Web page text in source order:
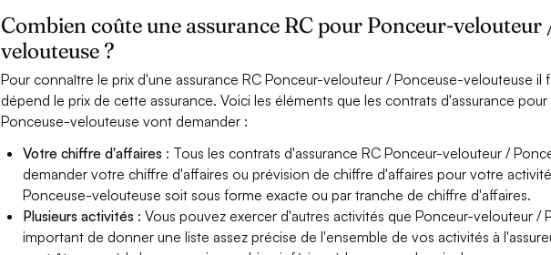
Combien coûte une assurance RC pour Ponceur-velouteur
velouteuse ?
Pour connaître le prix d'une assurance RC Ponceur-velouteur / Ponceuse-velouteuse il
dépend le prix de cette assurance. Voici les éléments que les contrats d'assurance
Ponceuse-velouteuse vont demander :
Votre chiffre d'affaires : Tous les contrats d'assurance RC Ponceur-velouteur /
demander votre chiffre d'affaires ou prévision de chiffre d'affaires pour votre
Ponceuse-velouteuse soit sous forme exacte ou par tranche de chiffre d'affaires.
Plusieurs activités : Vous pouvez exercer d'autres activités que Ponceur-velouteur /
important de donner une liste assez précise de l'ensemble de vos activités à